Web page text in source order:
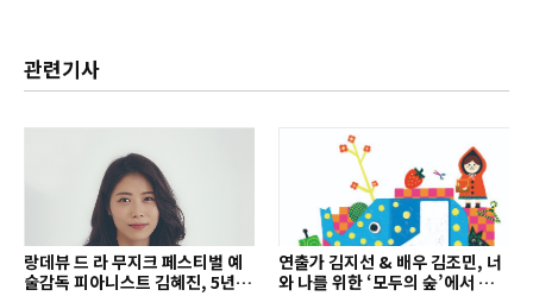
관련기사
랑데뷰 드 라 무지크 페스티벌 예
술감독 피아니스트 김혜진, 5년간
연출가 김지선 & 배우 김조민, 너
와 나를 위한 ‘모두의 숲’에서 만나